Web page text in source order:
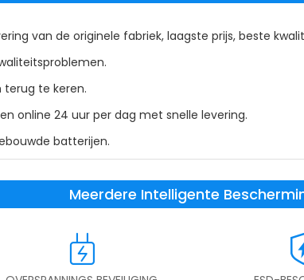
van de originele fabriek, laagste prijs, beste
te keren.
online 24 uur per dag met snelle levering.
batterijen.
Meerdere Intelligente